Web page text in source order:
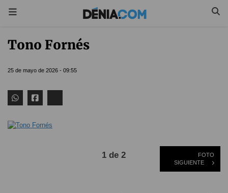
Tono Fornés
25 de mayo de 2026 - 09:55
1 de 2
FOTO
SIGUIENTE